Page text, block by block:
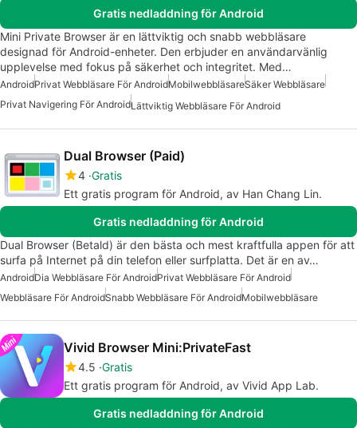
Gratis nedladdning för Android
Mini Private Browser är en lättviktig och snabb webbläsare
designad för Android-enheter. Den erbjuder en användarvänlig
upplevelse med fokus på säkerhet och integritet. Med…
AndroidPrivat Webbläsare För AndroidMobilwebbläsareSäker Webbläsare
Privat Navigering För AndroidLättviktig Webbläsare För Android
Dual Browser (Paid)
4 Gratis
Ett gratis program för Android, av Han Chang Lin.
Gratis nedladdning för Android
Dual Browser (Betald) är den bästa och mest kraftfulla appen för att
surfa på Internet på din telefon eller surfplatta. Det är en av…
AndroidDia Webbläsare För AndroidPrivat Webbläsare För Android
Webbläsare För AndroidSnabb Webbläsare För AndroidMobilwebbläsare
Vivid Browser Mini:PrivateFast
4.5 Gratis
Ett gratis program för Android, av Vivid App Lab.
Gratis nedladdning för Android